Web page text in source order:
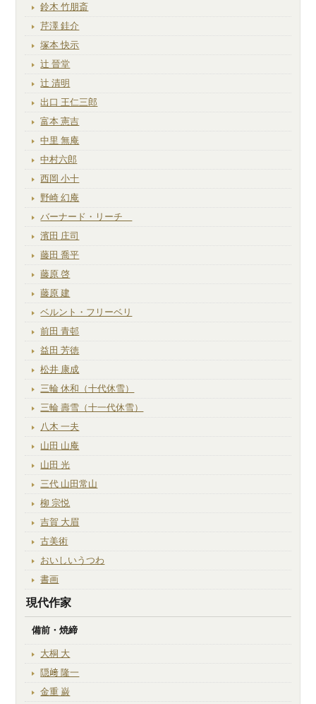
鈴木 竹朋斎
芹澤 銈介
塚本 快示
辻 晉堂
辻 清明
出口 王仁三郎
富本 憲吉
中里 無庵
中村六郎
西岡 小十
野崎 幻庵
バーナード・リーチ
濱田 庄司
藤田 喬平
藤原 啓
藤原 建
ベルント・フリーベリ
前田 青邨
益田 芳徳
松井 康成
三輪 休和（十代休雪）
三輪 壽雪（十一代休雪）
八木 一夫
山田 山庵
山田 光
三代 山田常山
柳 宗悦
吉賀 大眉
古美術
おいしいうつわ
書画
現代作家
備前・焼締
大桐 大
隠﨑 隆一
金重 巌